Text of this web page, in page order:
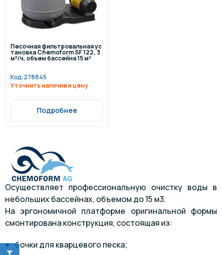
Песочная фильтровальная ус
тановка Chemoform SF 122, 3
м³/ч, объем бассейна 15 м³
Код: 278845
Уточнить наличие и цену
Подробнее
Осуществляет профессиональную очистку воды в
небольших бассейнах, объемом до 15 м3.
На эргономичной платформе оригинальной формы
смонтирована конструкция, состоящая из:
бочки для кварцевого песка;